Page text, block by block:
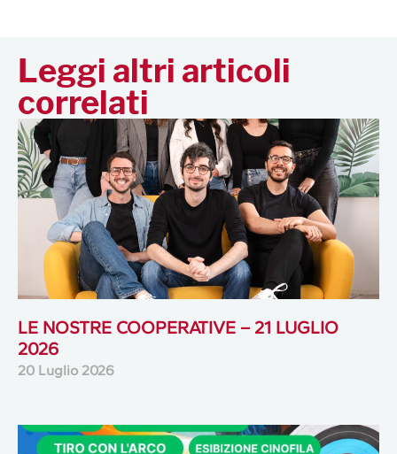
Leggi altri articoli
correlati
LE NOSTRE COOPERATIVE – 21 LUGLIO
2026
20 Luglio 2026